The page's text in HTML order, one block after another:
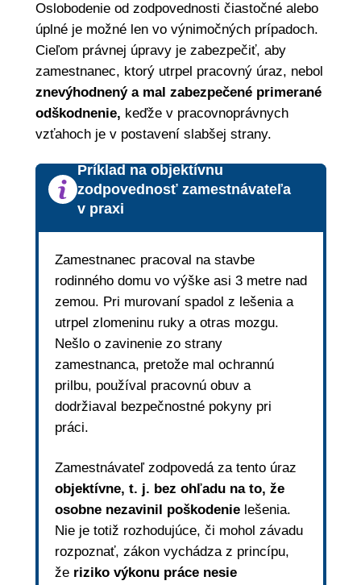
Oslobodenie od zodpovednosti čiastočné alebo
úplné je možné len vo výnimočných prípadoch.
Cieľom právnej úpravy je zabezpečiť, aby
zamestnanec, ktorý utrpel pracovný úraz, nebol
znevýhodnený a mal zabezpečené primerané
odškodnenie, keďže v pracovnoprávnych
vzťahoch je v postavení slabšej strany.
Príklad na objektívnu
zodpovednosť zamestnávateľa
v praxi
Zamestnanec pracoval na stavbe
rodinného domu vo výške asi 3 metre nad
zemou. Pri murovaní spadol z lešenia a
utrpel zlomeninu ruky a otras mozgu.
Nešlo o zavinenie zo strany
zamestnanca, pretože mal ochrannú
prilbu, používal pracovnú obuv a
dodržiaval bezpečnostné pokyny pri
práci.
Zamestnávateľ zodpovedá za tento úraz
objektívne, t. j. bez ohľadu na to, že
osobne nezavinil poškodenielešenia.
Nie je totiž rozhodujúce, či mohol závadu
rozpoznať, zákon vychádza z princípu,
že riziko výkonu práce nesie